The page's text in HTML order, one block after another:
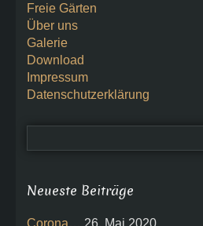
Freie Gärten
Über uns
Galerie
Download
Impressum
Datenschutzerklärung
Neueste Beiträge
Corona… 26. Mai 2020